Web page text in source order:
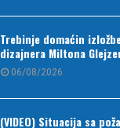
Trebinje domaćin
dizajnera Miltona
06/08/2026
(VIDEO) Situacija sa